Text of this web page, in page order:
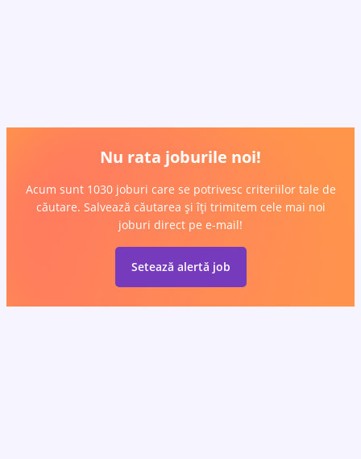
Nu rata joburile noi!
Acum sunt 1030 joburi care se potrivesc criteriilor tale de
căutare. Salvează căutarea și îți trimitem cele mai noi
joburi direct pe e-mail!
Setează alertă job